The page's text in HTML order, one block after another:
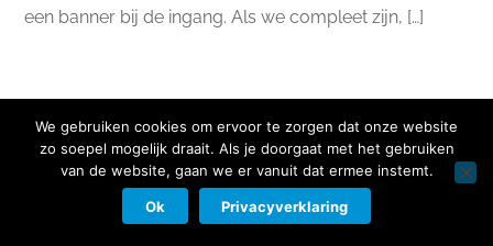
een banner bij de ingang. Als we compleet zijn, […]
Copyright © 2026 Nikon Club Nederland |Cookies |Privacy Beleid|
FacebookInstagramTwitterLinkedIn
We gebruiken cookies om ervoor te zorgen dat onze website
zo soepel mogelijk draait. Als je doorgaat met het gebruiken
van de website, gaan we er vanuit dat ermee instemt.
Ok Privacyverklaring